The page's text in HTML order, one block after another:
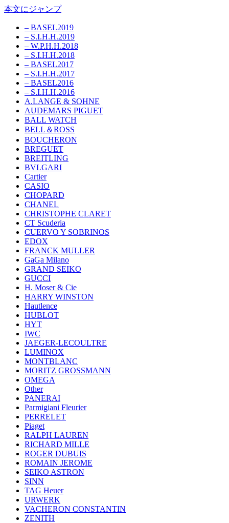
本文にジャンプ
– BASEL2019
– S.I.H.H.2019
– W.P.H.H.2018
– S.I.H.H.2018
– BASEL2017
– S.I.H.H.2017
– BASEL2016
– S.I.H.H.2016
A.LANGE & SOHNE
AUDEMARS PIGUET
BALL WATCH
BELL＆ROSS
BOUCHERON
BREGUET
BREITLING
BVLGARI
Cartier
CASIO
CHOPARD
CHANEL
CHRISTOPHE CLARET
CT Scuderia
CUERVO Y SOBRINOS
EDOX
FRANCK MULLER
GaGa Milano
GRAND SEIKO
GUCCI
H. Moser & Cie
HARRY WINSTON
Hautlence
HUBLOT
HYT
IWC
JAEGER-LECOULTRE
LUMINOX
MONTBLANC
MORITZ GROSSMANN
OMEGA
Other
PANERAI
Parmigiani Fleurier
PERRELET
Piaget
RALPH LAUREN
RICHARD MILLE
ROGER DUBUIS
ROMAIN JEROME
SEIKO ASTRON
SINN
TAG Heuer
URWERK
VACHERON CONSTANTIN
ZENITH